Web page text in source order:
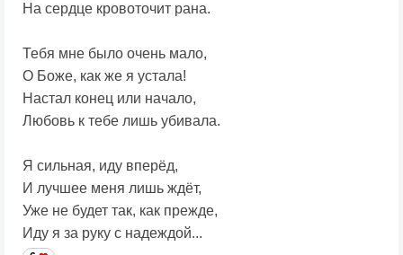
На сердце кровоточит рана.
Тебя мне было очень мало,
О Боже, как же я устала!
Настал конец или начало,
Любовь к тебе лишь убивала.
Я сильная, иду вперёд,
И лучшее меня лишь ждёт,
Уже не будет так, как прежде,
Иду я за руку с надеждой...